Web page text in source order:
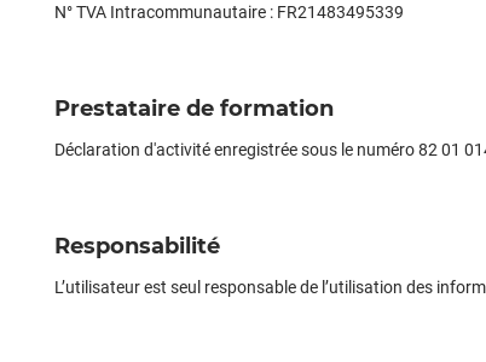
N° TVA Intracommunautaire : FR21483495339
Prestataire de formation
Déclaration d'activité enregistrée sous le numéro 82 01
Responsabilité
L’utilisateur est seul responsable de l’utilisation des